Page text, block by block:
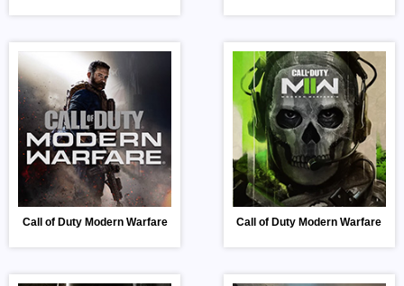
Call of Duty Modern Warfare Call of Duty Modern Warfare 2